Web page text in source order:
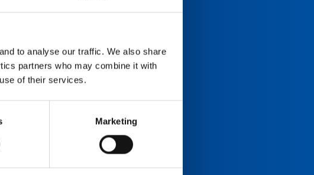
to analyse our traffic. We also share
partners who may combine it with
of their services.
Marketing